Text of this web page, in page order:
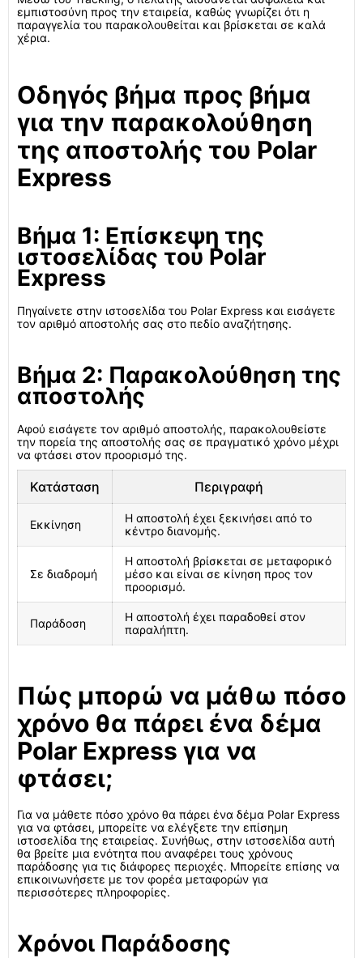
εμπιστοσύνη προς την εταιρεία, καθώς γνωρίζει ότι η
παραγγελία του παρακολουθείται και βρίσκεται σε καλά
χέρια.
Οδηγός βήμα προς βήμα
για την παρακολούθηση
της αποστολής του Polar
Express
Βήμα 1: Επίσκεψη της
ιστοσελίδας του Polar
Express
Πηγαίνετε στην ιστοσελίδα του Polar Express και εισάγετε
τον αριθμό αποστολής σας στο πεδίο αναζήτησης.
Βήμα 2: Παρακολούθηση της
αποστολής
Αφού εισάγετε τον αριθμό αποστολής, παρακολουθείστε
την πορεία της αποστολής σας σε πραγματικό χρόνο μέχρι
να φτάσει στον προορισμό της.
Κατάσταση Περιγραφή
Εκκίνηση
Η αποστολή έχει ξεκινήσει από το
κέντρο διανομής.
Σε διαδρομή
Η αποστολή βρίσκεται σε μεταφορικό
μέσο και είναι σε κίνηση προς τον
προορισμό.
Παράδοση
Η αποστολή έχει παραδοθεί στον
παραλήπτη.
Πώς μπορώ να μάθω πόσο
χρόνο θα πάρει ένα δέμα
Polar Express για να
φτάσει;
Για να μάθετε πόσο χρόνο θα πάρει ένα δέμα Polar Express
για να φτάσει, μπορείτε να ελέγξετε την επίσημη
ιστοσελίδα της εταιρείας. Συνήθως, στην ιστοσελίδα αυτή
θα βρείτε μια ενότητα που αναφέρει τους χρόνους
παράδοσης για τις διάφορες περιοχές. Μπορείτε επίσης να
επικοινωνήσετε με τον φορέα μεταφορών για
περισσότερες πληροφορίες.
Χρόνοι Παράδοσης